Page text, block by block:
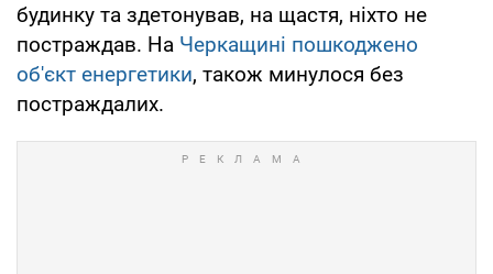
будинку та здетонував, на щастя, ніхто не
постраждав. На Черкащині пошкоджено
об'єкт енергетики, також минулося без
постраждалих.